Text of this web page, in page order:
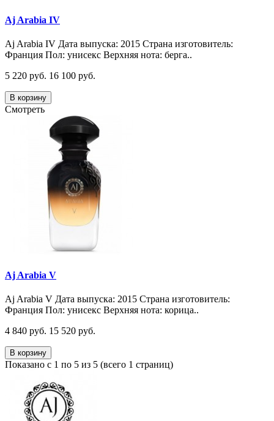
Aj Arabia IV
Aj Arabia IV Дата выпуска: 2015 Страна изготовитель:
Франция Пол: унисекс Верхняя нота: берга..
5 220 руб. 16 100 руб.
В корзину
Смотреть
Aj Arabia V
Aj Arabia V Дата выпуска: 2015 Страна изготовитель:
Франция Пол: унисекс Верхняя нота: корица..
4 840 руб. 15 520 руб.
В корзину
Показано с 1 по 5 из 5 (всего 1 страниц)